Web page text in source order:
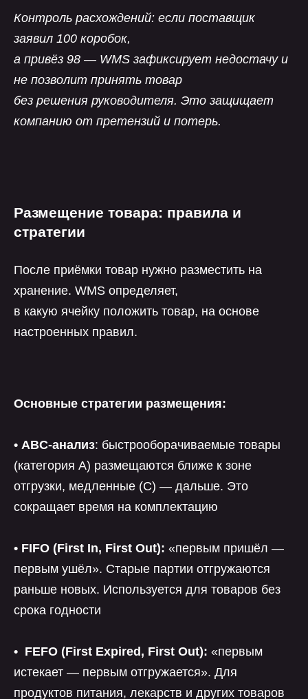
Контроль расхождений: если поставщик
заявил 100 коробок,
а привёз 98 — WMS зафиксирует недостачу и
не позволит принять товар
без решения руководителя. Это защищает
компанию от претензий и потерь.
Размещение товара: правила и
стратегии
После приёмки товар нужно разместить на
хранение. WMS определяет,
в какую ячейку положить товар, на основе
настроенных правил.
Основные стратегии размещения:
• ABC-анализ: быстрооборачиваемые товары
(категория A) размещаются ближе к зоне
отгрузки, медленные (C) — дальше. Это
сокращает время на комплектацию
• FIFO (First In, First Out): «первым пришёл —
первым ушёл». Старые партии отгружаются
раньше новых. Используется для товаров без
срока годности
• FEFO (First Expired, First Out): «первым
истекает — первым отгружается». Для
продуктов питания, лекарств и других товаров